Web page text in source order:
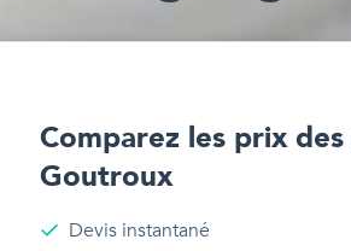
Comparez les prix des
Goutroux
Devis instantané